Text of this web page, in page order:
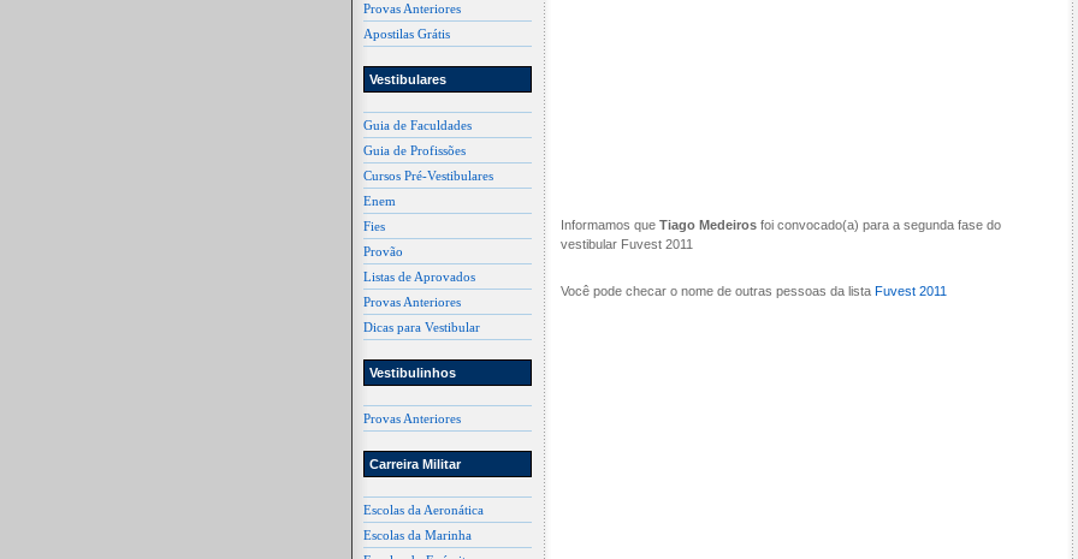
Provas Anteriores
Apostilas Grátis
Vestibulares
Guia de Faculdades
Guia de Profissões
Cursos Pré-Vestibulares
Enem
Fies
Provão
Listas de Aprovados
Provas Anteriores
Dicas para Vestibular
Vestibulinhos
Provas Anteriores
Carreira Militar
Escolas da Aeronática
Escolas da Marinha
Informamos que Tiago Medeiros foi convocado(a) para a segunda fase do
vestibular Fuvest 2011
Você pode checar o nome de outras pessoas da lista Fuvest 2011